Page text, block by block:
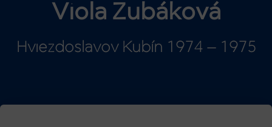
Viola Zubáková
Hviezdoslavov Kubín 1974 – 1975